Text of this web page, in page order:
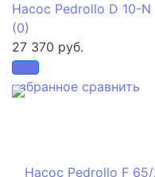
избранное сравнить
Насос Pedrollo D 10-N
(0)
27 370 руб.